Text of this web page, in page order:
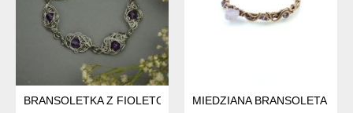
BRANSOLETKA Z FIOLETOWYMI AMETYSTAMI, WIRE
MIEDZIANA BRANSOLETA